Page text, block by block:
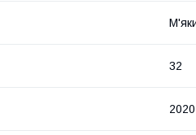
32
2020